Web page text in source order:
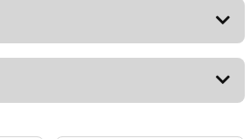
Yorum Yaz